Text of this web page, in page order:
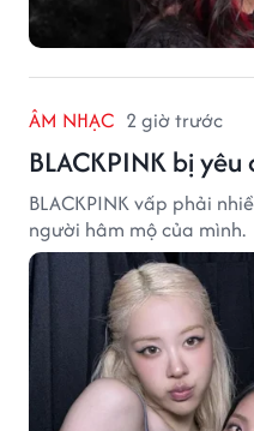
ÂM NHẠC 2 giờ trước
BLACKPINK bị
BLACKPINK vấp phải
người hâm mộ của mình.